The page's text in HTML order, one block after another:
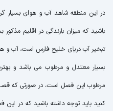
در این منطقه شاهد آب و هوای بسیار
باشید که میزان بارندگی در اقلیم
تبخیر آب دریای خلیج فارس است، آب و
بسیار معتدل و مرطوب می باشد و
مرطوب این فصل است، در صورتی که قصد
کنید باید توجه داشته باشید که در